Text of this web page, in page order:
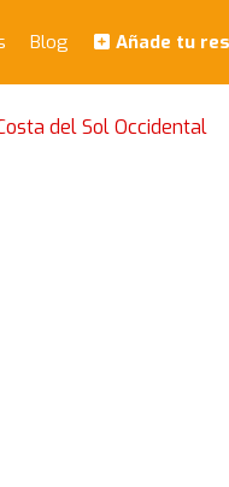
Blog Añade tu
del Sol Occidental